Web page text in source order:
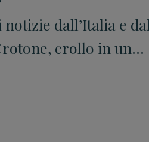
dall’Italia e dal
crollo in un
due morti. Usa: